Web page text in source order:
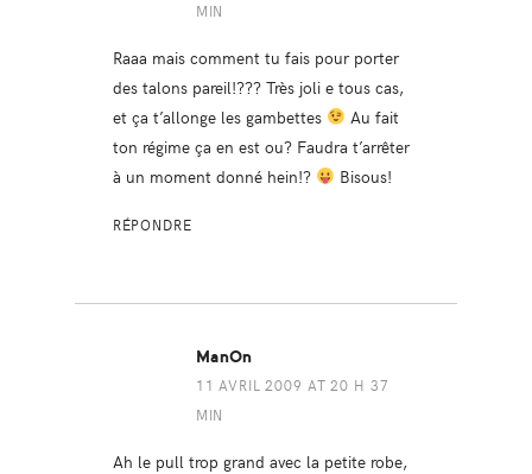
MIN
Raaa mais comment tu fais pour porter
des talons pareil!??? Très joli e tous cas,
et ça t’allonge les gambettes
Au fait
ton régime ça en est ou? Faudra t’arrêter
à un moment donné hein!?
Bisous!
RÉPONDRE
ManOn
11 AVRIL 2009 AT 20 H 37
MIN
Ah le pull trop grand avec la petite robe,